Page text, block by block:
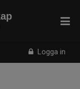
Logga in